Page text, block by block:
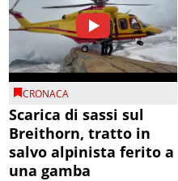
CRONACA
Scarica di sassi sul
Breithorn, tratto in
salvo alpinista ferito a
una gamba